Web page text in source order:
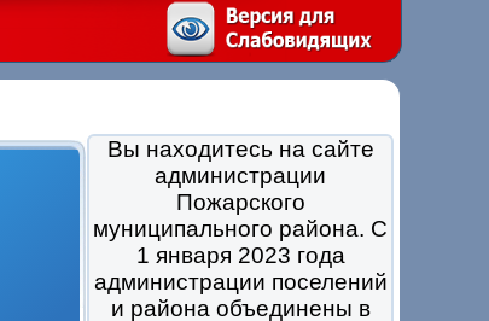
Вы находитесь на сайте
администрации
Пожарского
муниципального района. С
1 января 2023 года
администрации поселений
и района объединены в